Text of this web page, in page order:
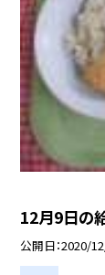
12月9日の
公開日 2020/